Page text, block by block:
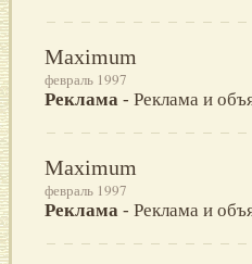
Maximum
февраль 1997
Реклама - Реклама и
Maximum
февраль 1997
Реклама - Реклама и